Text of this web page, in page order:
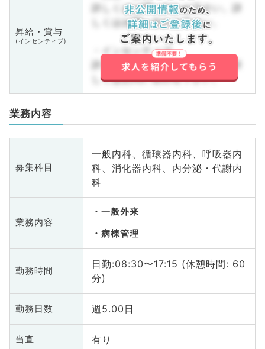
昇給・賞与
(インセンティブ)
詳しくはお問い合わせ下さい。詳
しくはお問い合わせ下さい。
・インセンティブ
詳しくはお問い合わせ下さい。詳
しくはお問い合わせ下さい。
業務内容
募集科目
一般内科、循環器内科、呼吸器内
科、消化器内科、内分泌・代謝内
科
業務内容
一般外来
病棟管理
勤務時間
日勤:08:30〜17:15 (休憩時間: 60
分)
勤務日数 週5.00日
当直 有り